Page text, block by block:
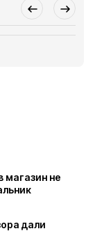
магазин не
дали